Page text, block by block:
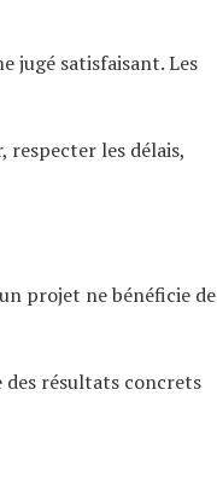
jugé satisfaisant. Les
respecter les délais,
projet ne bénéficie de
des résultats concrets